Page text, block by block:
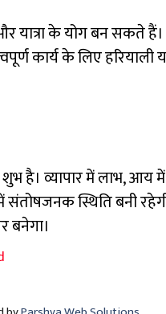
यात्रा के योग बन सकते हैं।
कार्य के लिए
व्यापार में लाभ, आय
में संतोषजनक स्थिति बनी
बनेगा।